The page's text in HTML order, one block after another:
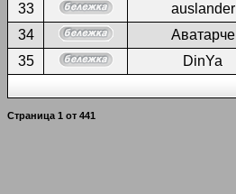
33
auslander
34
Аватарче
35
DinYa
Страница 1 от 441